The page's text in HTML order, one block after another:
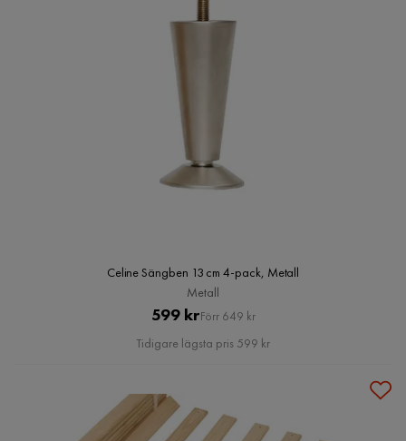
Celine Sängben 13 cm 4-pack, Metall
Metall
Pris
599 krOriginal
Pris
Förr 649 kr
Tidigare lägsta pris 599 kr